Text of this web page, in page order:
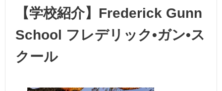
【学校紹介】Frederick Gunn
School フレデリック•ガン•ス
クール